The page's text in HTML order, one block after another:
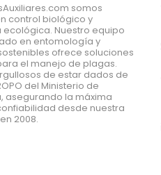
somos
control biológico y
ecológica. Nuestro equipo
en entomología y
ofrece soluciones
el manejo de plagas.
de estar dados de
del Ministerio de
asegurando la máxima
desde nuestra
2008.